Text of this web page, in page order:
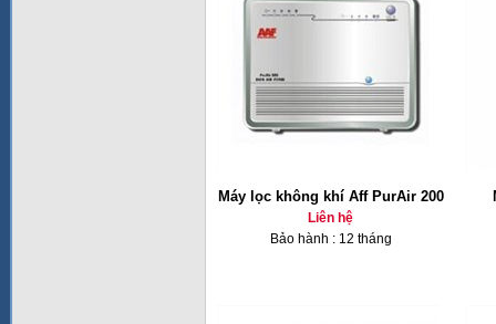
Máy lọc không khí Aff PurAir 200
Liên hệ
Bảo hành : 12 tháng